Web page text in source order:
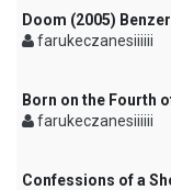
Doom (2005)
farukeczanesiiiiii
Born on the Fourth
farukeczanesiiiiii
Confessions of a